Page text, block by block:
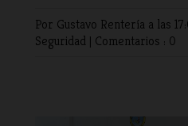
Por Gustavo Rentería a las
Seguridad | Comentarios : 0